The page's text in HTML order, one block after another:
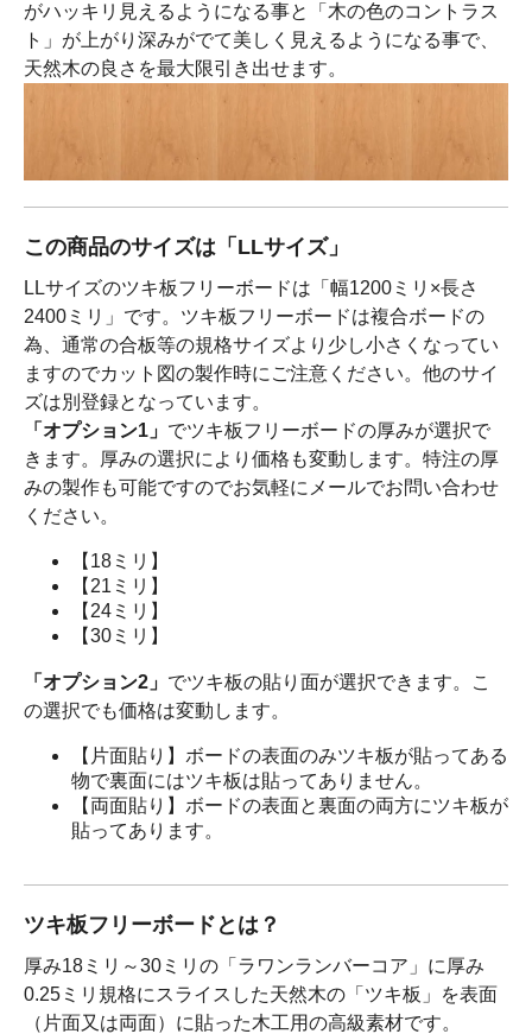
がハッキリ見えるようになる事と「木の色のコントラス
ト」が上がり深みがでて美しく見えるようになる事で、
天然木の良さを最大限引き出せます。
この商品のサイズは「LLサイズ」
LLサイズのツキ板フリーボードは「幅1200ミリ×長さ
2400ミリ」です。ツキ板フリーボードは複合ボードの
為、通常の合板等の規格サイズより少し小さくなってい
ますのでカット図の製作時にご注意ください。他のサイ
ズは別登録となっています。
「オプション1」 でツキ板フリーボードの厚みが選択で
きます。厚みの選択により価格も変動します。特注の厚
みの製作も可能ですのでお気軽にメールでお問い合わせ
ください。
【18ミリ】
【21ミリ】
【24ミリ】
【30ミリ】
「オプション2」 でツキ板の貼り面が選択できます。こ
の選択でも価格は変動します。
【片面貼り】ボードの表面のみツキ板が貼ってある
物で裏面にはツキ板は貼ってありません。
【両面貼り】ボードの表面と裏面の両方にツキ板が
貼ってあります。
ツキ板フリーボードとは？
厚み18ミリ～30ミリの「ラワンランバーコア」に厚み
0.25ミリ規格にスライスした天然木の「ツキ板」を表面
（片面又は両面）に貼った木工用の高級素材です。